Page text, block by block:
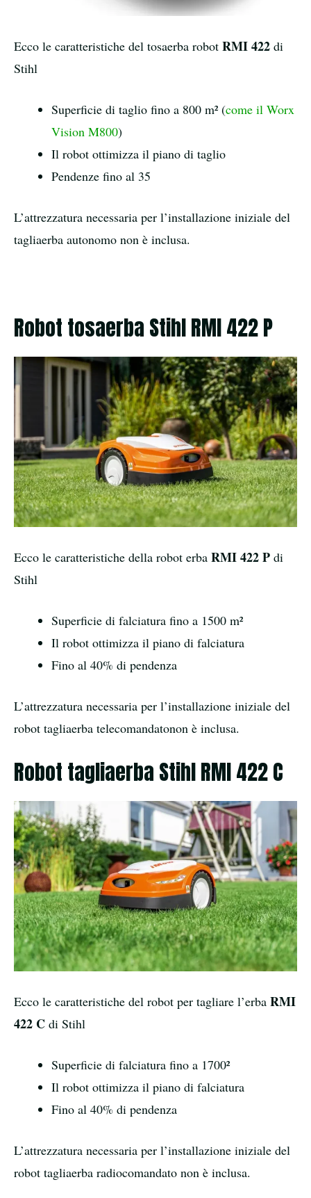
Ecco le caratteristiche del tosaerba robot RMI 422 di
Stihl
Superficie di taglio fino a 800 m² (come il Worx
Vision M800)
Il robot ottimizza il piano di taglio
Pendenze fino al 35
L’attrezzatura necessaria per l’installazione iniziale del
tagliaerba autonomo non è inclusa.
Robot tosaerba Stihl RMI 422 P
Ecco le caratteristiche della robot erba RMI 422 P di
Stihl
Superficie di falciatura fino a 1500 m²
Il robot ottimizza il piano di falciatura
Fino al 40% di pendenza
L’attrezzatura necessaria per l’installazione iniziale del
robot tagliaerba telecomandatonon è inclusa.
Robot tagliaerba Stihl RMI 422 C
Ecco le caratteristiche del robot per tagliare l’erba RMI
422 C di Stihl
Superficie di falciatura fino a 1700²
Il robot ottimizza il piano di falciatura
Fino al 40% di pendenza
L’attrezzatura necessaria per l’installazione iniziale del
robot tagliaerba radiocomandato non è inclusa.